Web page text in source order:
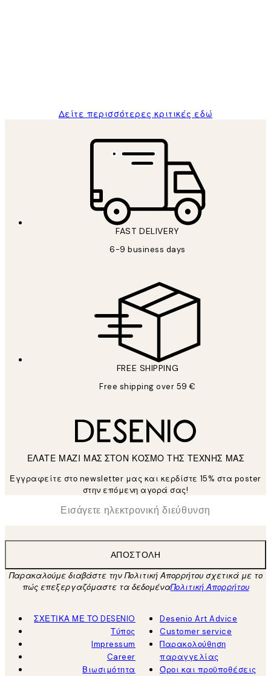
Δείτε περισσότερες κριτικές εδώ
FAST DELIVERY
6-9 business days
FREE SHIPPING
Free shipping over 59 €
ΕΛΑΤΕ ΜΑΖΙ ΜΑΣ ΣΤΟΝ ΚΟΣΜΟ ΤΗΣ ΤΕΧΝΗΣ ΜΑΣ
Εγγραφείτε στο newsletter μας και κερδίστε 15% στα poster
στην επόμενη αγορά σας!
Ηλεκτρονική Διεύθυνση
ΑΠΟΣΤΟΛΉ
Παρακαλούμε διαβάστε την Πολιτική Απορρήτου σχετικά με το
πώς επεξεργαζόμαστε τα δεδομέναΠολιτική Απορρήτου
ΣΧΕΤΙΚΑ ΜΕ ΤΟ DESENIO
Τύπος
Impressum
Career
Βιωσιμότητα
Desenio Art Advice
Customer service
Παρακολούθηση
παραγγελίας
Όροι και προϋποθέσεις